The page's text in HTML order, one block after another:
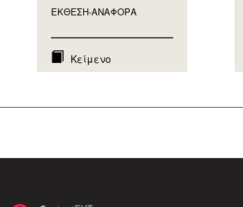
ΕΚΘΕΣΗ-ΑΝΑΦΟΡA
Κείμενο